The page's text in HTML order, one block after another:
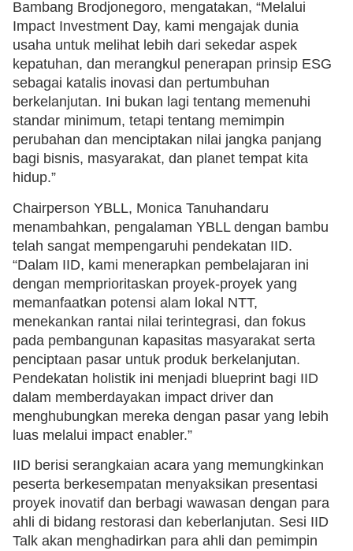
Bambang Brodjonegoro, mengatakan, “Melalui
Impact Investment Day, kami mengajak dunia
usaha untuk melihat lebih dari sekedar aspek
kepatuhan, dan merangkul penerapan prinsip ESG
sebagai katalis inovasi dan pertumbuhan
berkelanjutan. Ini bukan lagi tentang memenuhi
standar minimum, tetapi tentang memimpin
perubahan dan menciptakan nilai jangka panjang
bagi bisnis, masyarakat, dan planet tempat kita
hidup.”
Chairperson YBLL, Monica Tanuhandaru
menambahkan, pengalaman YBLL dengan bambu
telah sangat mempengaruhi pendekatan IID.
“Dalam IID, kami menerapkan pembelajaran ini
dengan memprioritaskan proyek-proyek yang
memanfaatkan potensi alam lokal NTT,
menekankan rantai nilai terintegrasi, dan fokus
pada pembangunan kapasitas masyarakat serta
penciptaan pasar untuk produk berkelanjutan.
Pendekatan holistik ini menjadi blueprint bagi IID
dalam memberdayakan impact driver dan
menghubungkan mereka dengan pasar yang lebih
luas melalui impact enabler.”
IID berisi serangkaian acara yang memungkinkan
peserta berkesempatan menyaksikan presentasi
proyek inovatif dan berbagi wawasan dengan para
ahli di bidang restorasi dan keberlanjutan. Sesi IID
Talk akan menghadirkan para ahli dan pemimpin